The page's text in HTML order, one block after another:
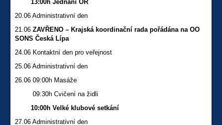
13:00h Jednání OR
20.06 Administrativní den
21.06 ZAVŘENO – Krajská koordinační rada pořádána na OO
SONS Česká Lípa
24.06 Kontaktní den pro veřejnost
25.06 Administrativní den
26.06 09:00h Masáže
09:30h Cvičení na židli
10:00h Velké klubové setkání
27.06 Administrativní den